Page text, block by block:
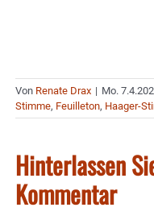
Von Renate Drax | Mo.
Stimme, Feuilleton, Haager-
Hinterlassen
Kommentar